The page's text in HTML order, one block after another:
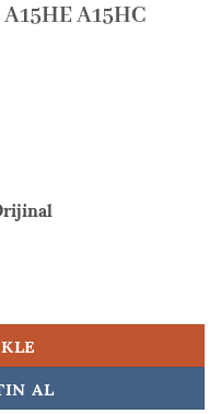
A15HC
Menteşe adet
AL